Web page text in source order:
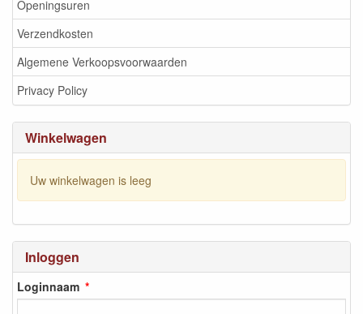
Openingsuren
Verzendkosten
Algemene Verkoopsvoorwaarden
Privacy Policy
Winkelwagen
Uw winkelwagen is leeg
Inloggen
Loginnaam